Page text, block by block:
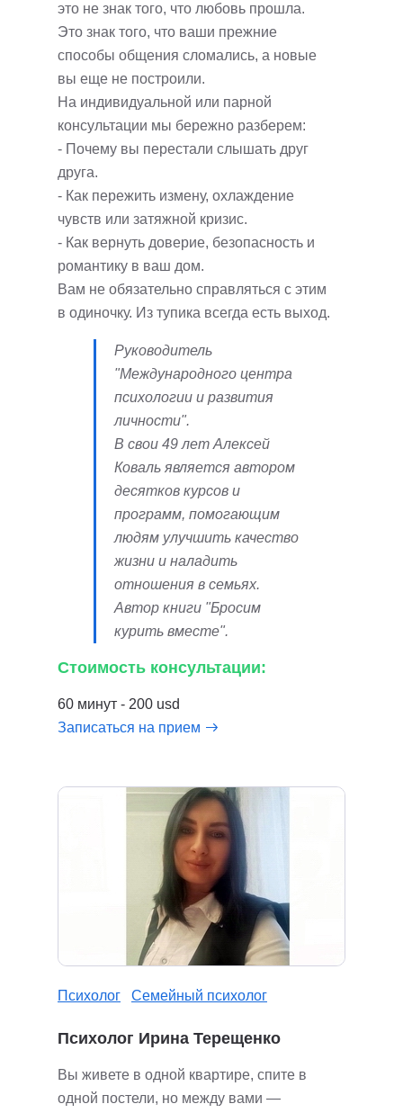
это не знак того, что любовь прошла.
Это знак того, что ваши прежние
способы общения сломались, а новые
вы еще не построили.
На индивидуальной или парной
консультации мы бережно разберем:
- Почему вы перестали слышать друг
друга.
- Как пережить измену, охлаждение
чувств или затяжной кризис.
- Как вернуть доверие, безопасность и
романтику в ваш дом.
Вам не обязательно справляться с этим
в одиночку. Из тупика всегда есть выход.
Руководитель
"Международного центра
психологии и развития
личности".
В свои 49 лет Алексей
Коваль является автором
десятков курсов и
программ, помогающим
людям улучшить качество
жизни и наладить
отношения в семьях.
Автор книги "Бросим
курить вместе".
Стоимость консультации:
60 минут - 200 usd
Записаться на прием
Психолог Семейный психолог
Психолог Ирина Терещенко
Вы живете в одной квартире, спите в
одной постели, но между вами —